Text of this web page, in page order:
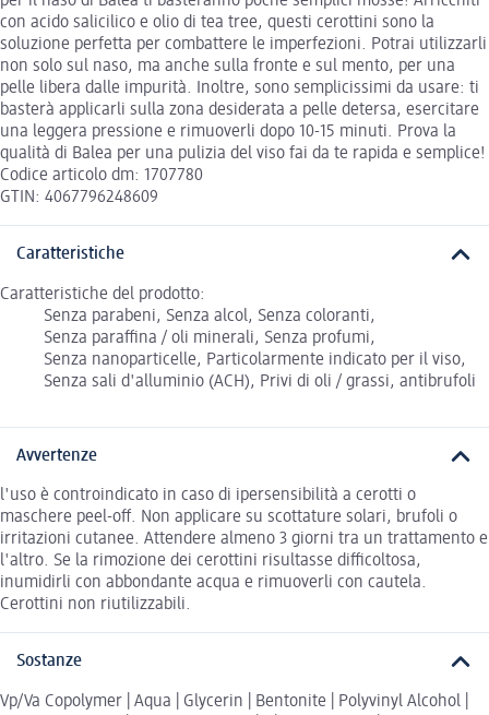
con acido salicilico e olio di tea tree, questi cerottini sono la
soluzione perfetta per combattere le imperfezioni. Potrai utilizzarli
non solo sul naso, ma anche sulla fronte e sul mento, per una
pelle libera dalle impurità. Inoltre, sono semplicissimi da usare: ti
basterà applicarli sulla zona desiderata a pelle detersa, esercitare
una leggera pressione e rimuoverli dopo 10-15 minuti. Prova la
qualità di Balea per una pulizia del viso fai da te rapida e semplice!
Codice articolo dm: 1707780
GTIN: 4067796248609
Caratteristiche
Caratteristiche del prodotto:
Senza parabeni, Senza alcol, Senza coloranti,
Senza paraffina / oli minerali, Senza profumi,
Senza nanoparticelle, Particolarmente indicato per il viso,
Senza sali d'alluminio (ACH), Privi di oli / grassi, antibrufoli
Avvertenze
l'uso è controindicato in caso di ipersensibilità a cerotti o
maschere peel-off. Non applicare su scottature solari, brufoli o
irritazioni cutanee. Attendere almeno 3 giorni tra un trattamento e
l'altro. Se la rimozione dei cerottini risultasse difficoltosa,
inumidirli con abbondante acqua e rimuoverli con cautela.
Cerottini non riutilizzabili.
Sostanze
Vp/Va Copolymer | Aqua | Glycerin | Bentonite | Polyvinyl Alcohol |